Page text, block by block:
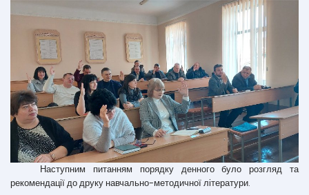
Наступним питанням порядку денного було розгляд та
рекомендації до друку навчально-методичної літератури.